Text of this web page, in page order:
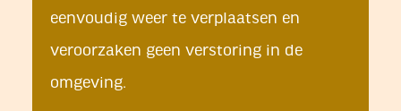
eenvoudig weer te verplaatsen en
veroorzaken geen verstoring in de
omgeving.